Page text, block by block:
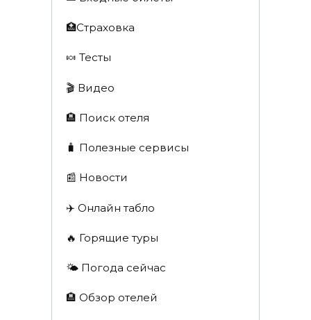
🏥Страховка
🍬 Тесты
🎬 Видео
🏨 Поиск отеля
🧳 Полезные сервисы
📰 Новости
✈️ Онлайн табло
🔥 Горящие туры
🌤️ Погода сейчас
🏨 Обзор отелей